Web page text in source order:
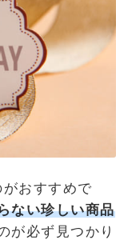
おすすめで
ない珍しい商品
が必ず見つかり